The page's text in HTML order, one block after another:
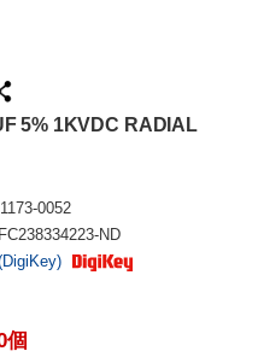
5% 1KVDC RADIAL
0052
ND
個